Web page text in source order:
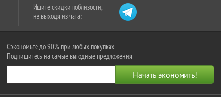
Ищите скидки поблизости,
не выходя из чата:
Сэкономьте до 90% при любых покупках
Подпишитесь на самые выгодные предложения